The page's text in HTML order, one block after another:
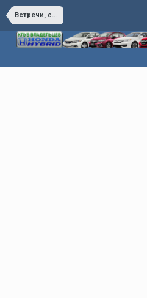
Встречи, события, мероприятия